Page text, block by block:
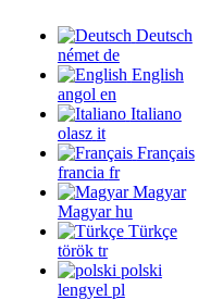
Deutsch
német de
English
angol en
Italiano
olasz it
Français
francia fr
Magyar
Magyar hu
Türkçe
török tr
polski
lengyel pl